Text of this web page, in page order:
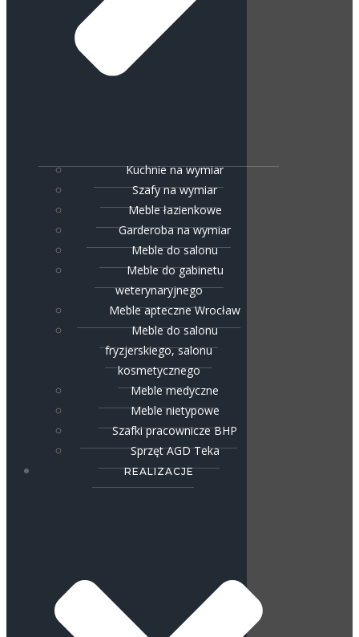
Kuchnie na wymiar
Szafy na wymiar
Meble łazienkowe
Garderoba na wymiar
Meble do salonu
Meble do gabinetu
weterynaryjnego
Meble apteczne Wrocław
Meble do salonu
fryzjerskiego, salonu
kosmetycznego
Meble medyczne
Meble nietypowe
Szafki pracownicze BHP
Sprzęt AGD Teka
REALIZACJE